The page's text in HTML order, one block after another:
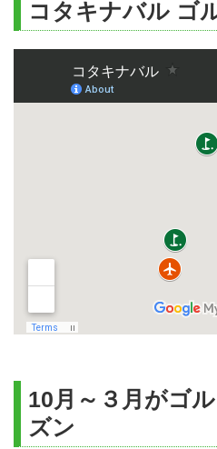
コタキナバル ゴ
10月～３月がゴ
ズン